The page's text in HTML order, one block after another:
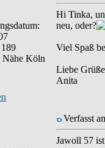
Nähe Köln
Hi Tinka,
neu, oder?
Viel Spaß
Liebe Grüße
Anita
Verfasst
Jawoll 57